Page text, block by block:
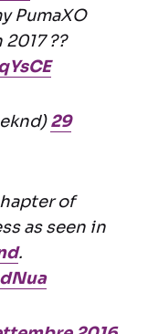
PumaXO
??
29
of
as seen in
.